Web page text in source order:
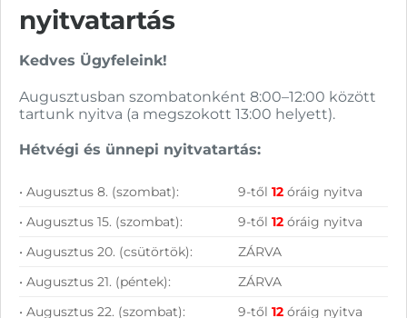
Hűségprogram
50 000 Ft felett ingyenes szállítás
Szolgáltatásaink vállalkozásoknak
nyitvatartás
Kedves Ügyfeleink!
Augusztusban szombatonként 8:00–12:00 között
tartunk nyitva (a megszokott 13:00 helyett).
Hétvégi és ünnepi nyitvatartás:
• Augusztus 8. (szombat): 9-től12 óráig nyitva
• Augusztus 15. (szombat):
9-től12 óráig nyitva
• Augusztus 20. (csütörtök):
ZÁRVA
• Augusztus 21. (péntek):
ZÁRVA
• Augusztus 22. (szombat):
9-től12 óráig nyitva